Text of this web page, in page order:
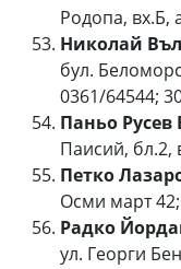
Родопа, вх.Б,
Николай
бул.
0361/64544;
Паньо Русев
Паисий, бл.2,
Петко
Осми март
Радко
ул. Георги